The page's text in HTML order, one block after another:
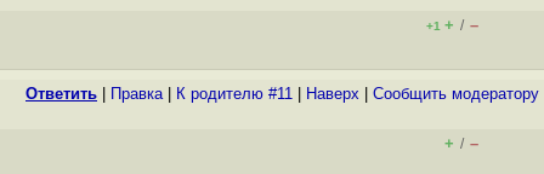
+1 + / –
Ответить Правка| К родителю #11 Наверх Cообщить модератору
+ / –